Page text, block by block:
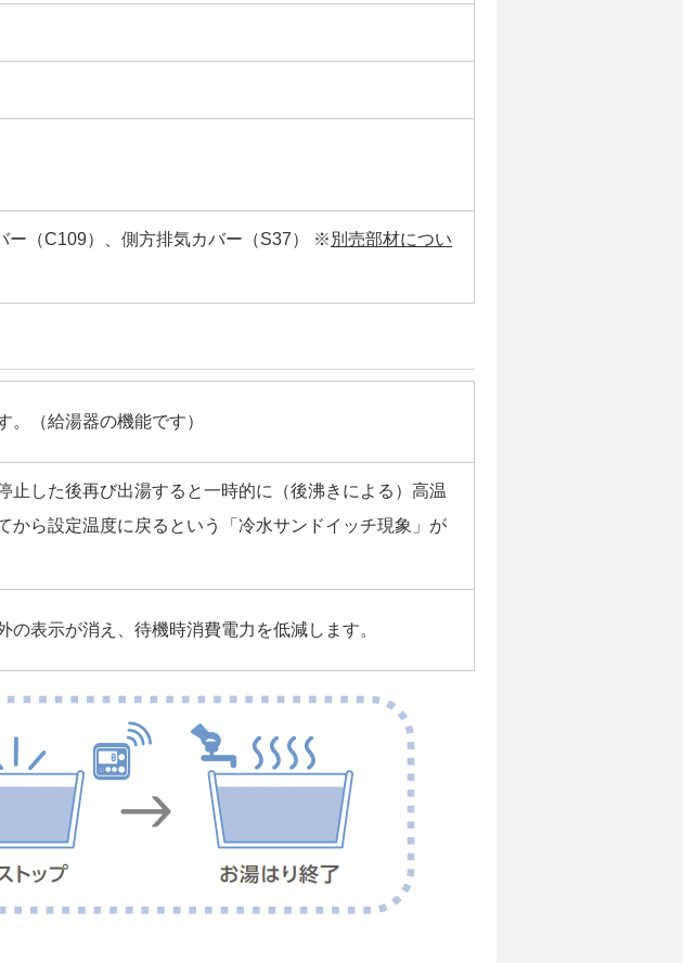
ー（C109）、側方排気カバー（S37） ※ 別売部材につい
（給湯器の機能です）
した後再び出湯すると一時的に（後沸きによる）高温
から設定温度に戻るという「冷水サンドイッチ現象」が
表示が消え、待機時消費電力を低減します。